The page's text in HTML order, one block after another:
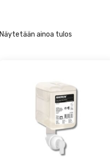
Näytetään ainoa tulos